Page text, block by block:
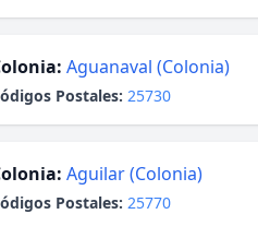
Aguanaval (Colonia)
Postales: 25730
Aguilar (Colonia)
Postales: 25770